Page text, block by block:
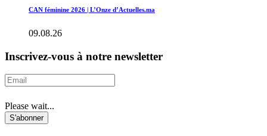
CAN féminine 2026 | L’Onze d’Actuelles.ma
09.08.26
Inscrivez-vous à notre newsletter
Please wait...
S'abonner